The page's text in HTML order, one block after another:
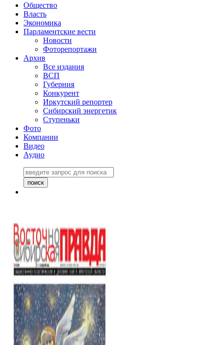
Общество
Власть
Экономика
Парламентские вести
Новости
Фоторепортажи
Архив
Все издания
ВСП
Губерния
Конкурент
Иркутский репортер
Сибирский энергетик
Ступеньки
Фото
Компании
Видео
Аудио